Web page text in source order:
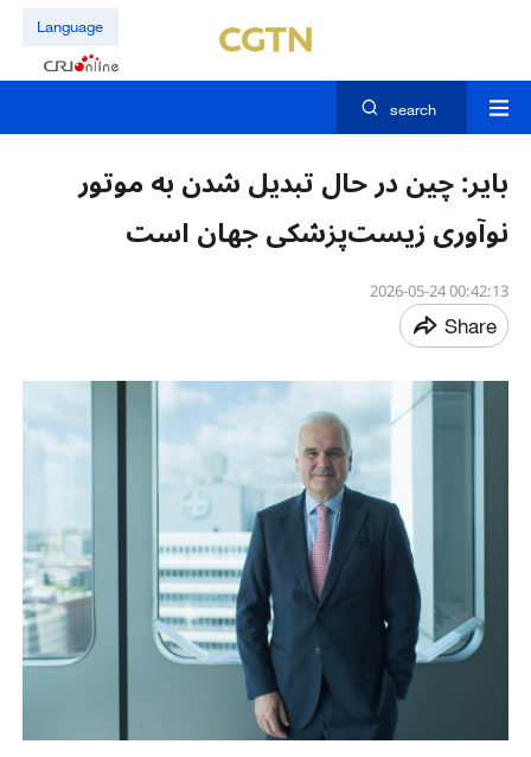
Language
search
بایر: چین در حال تبدیل شدن به موتور
نوآوری زیست‌پزشکی جهان است
00:42:13 2026-05-24
Share